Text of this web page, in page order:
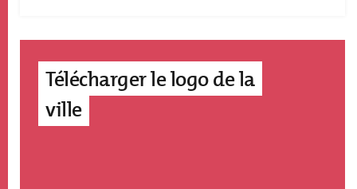
Télécharger le logo de la
ville